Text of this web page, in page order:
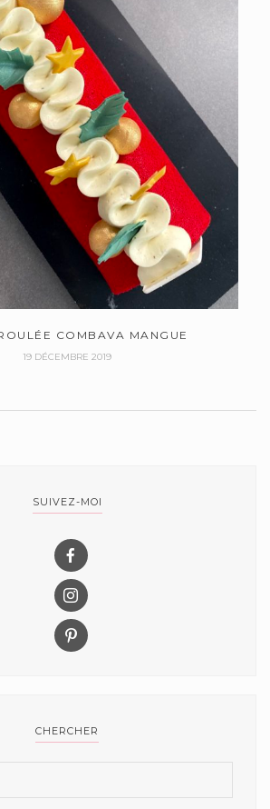
COMBAVA MANGUE
19 DÉCEMBRE 2019
SUIVEZ-MOI
CHERCHER